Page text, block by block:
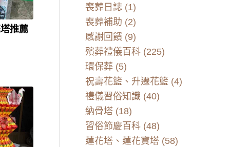
推薦
喪葬日誌 (1)
喪葬補助 (2)
感謝回饋(9)
殯葬禮儀百科(225)
環保葬(5)
祝壽花籃、升遷花籃 (4)
禮儀習俗知識 (40)
納骨塔 (18)
習俗節慶百科(48)
蓮花塔、蓮花寶塔 (58)